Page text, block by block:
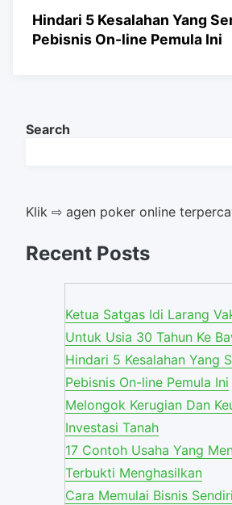
Hindari 5 Kesalahan Yang
Pebisnis On-line Pemula Ini
Search
Klik ⇨ agen poker online
Recent Posts
Ketua Satgas Idi Larang
Untuk Usia 30 Tahun Ke
Hindari 5 Kesalahan Yang
Pebisnis On-line Pemula Ini
Melongok Kerugian Dan
Investasi Tanah
17 Contoh Usaha Yang
Terbukti Menghasilkan
Cara Memulai Bisnis